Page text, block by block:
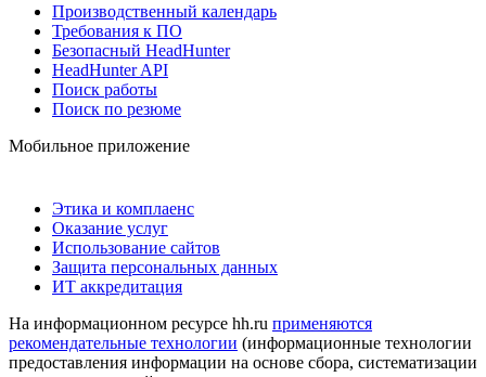
Производственный календарь
Требования к ПО
Безопасный HeadHunter
HeadHunter API
Поиск работы
Поиск по резюме
Мобильное приложение
Этика и комплаенс
Оказание услуг
Использование сайтов
Защита персональных данных
ИТ аккредитация
На информационном ресурсе hh.ru применяются
рекомендательные технологии (информационные технологии
предоставления информации на основе сбора, систематизации